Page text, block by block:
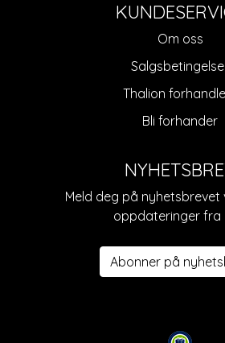
Om oss
Thalion
Bli forhander
Meld deg på
oppdateringer fra
Abonner på